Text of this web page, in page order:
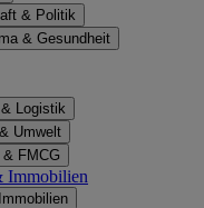
& Politik
& Gesundheit
Logistik
Umwelt
& FMCG
Immobilien